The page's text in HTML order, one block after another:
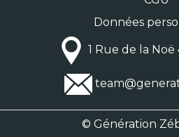
Données
1 Rue de la
© Génération